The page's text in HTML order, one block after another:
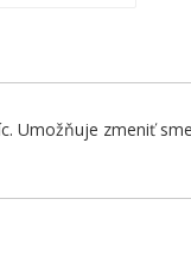
Umožňuje zmeniť